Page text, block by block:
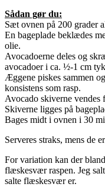
Sådan gør du:
Sæt ovnen på 200 grader
En bageplade beklædes
olie.
Avocadoerne deles og
avocadoer i ca. ½-1 cm
Æggene piskes sammen
konsistens som rasp.
Avocado skiverne
Skiverne ligges på
Bages midt i ovnen i 30
Serveres straks, mens de
For variation kan der
flæskesvær raspen. Jeg
salte flæskesvær er.